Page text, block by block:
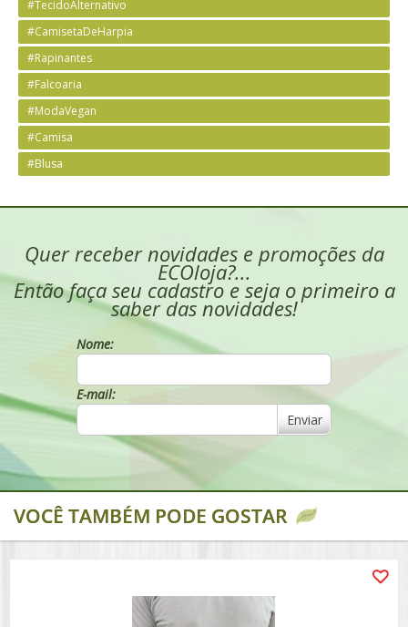
#TecidoAlternativo
#CamisetaDeHarpia
#Rapinantes
#Falcoaria
#ModaVegan
#Camisa
#Blusa
Quer receber novidades e promoções da
ECOloja?...
Então faça seu cadastro e seja o primeiro a
saber das novidades!
Nome:
E-mail:
Enviar
VOCÊ TAMBÉM PODE GOSTAR